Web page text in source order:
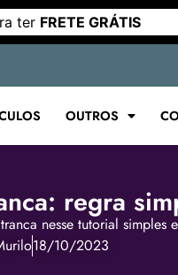
ter FRETE GRÁTIS
OUTROS
regra
nesse tutorial simples
18/10/2023